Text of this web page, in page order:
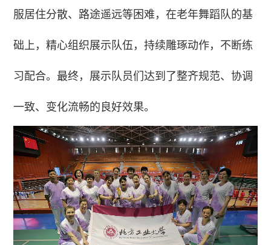
服居住分散、路途遥远等困难，在老年舞蹈队的基
础上，精心组织展示队伍，持续雕琢动作，不断练
习配合。最终，展示队员们达到了整齐规范、协调
一致、变化流畅的良好效果。